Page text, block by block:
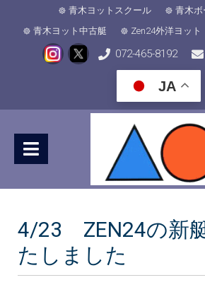
青木ヨットスクール
青木ボ
青木ヨット中古艇
Zen24外洋ヨット
072-465-8192
JA
4/23 ZEN24の新
たしました